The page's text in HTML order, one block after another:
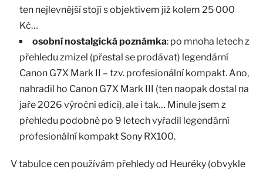
ten nejlevnější stojí s objektivem již kolem 25 000
Kč…
osobní nostalgická poznámka: po mnoha letech z
přehledu zmizel (přestal se prodávat) legendární
Canon G7X Mark II – tzv. profesionální kompakt. Ano,
nahradil ho Canon G7X Mark III (ten naopak dostal na
jaře 2026 výroční edici), ale i tak… Minule jsem z
přehledu podobně po 9 letech vyřadil legendární
profesionální kompakt Sony RX100.
V tabulce cen používám přehledy od Heuréky (obvykle